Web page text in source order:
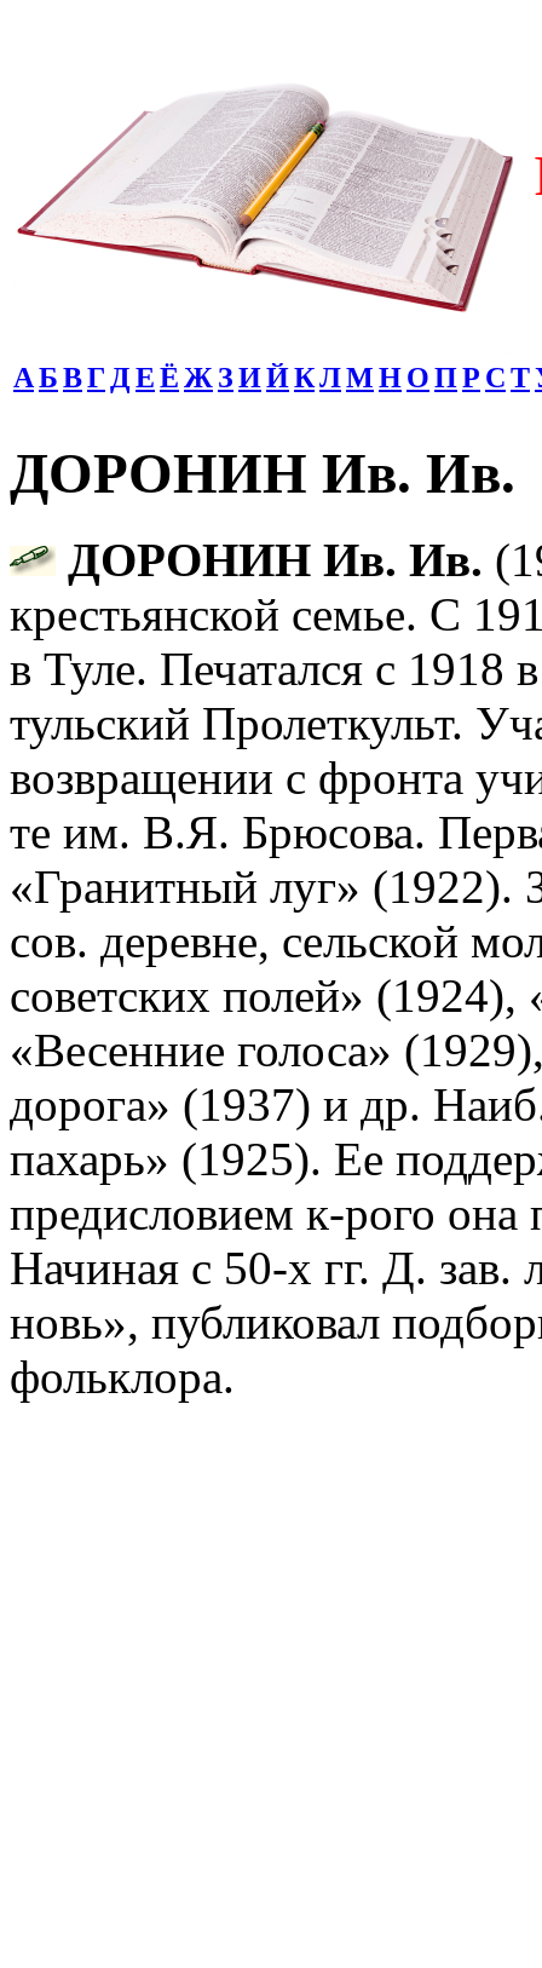
АБВГ ДЕЁ Ж ЗИЙКЛМНОПР СТ
ДОРОНИН Ив. Ив.
ДОРОНИН Ив. Ив.
крестьянской семье. С
в Туле. Печатался с 1918
тульский Пролеткульт.
возвращении с фронта
те им. В.Я. Брюсова.
«Гранитный луг» (1922).
сов. деревне, сельской
советских полей»
«Весенние голоса»
дорога» (1937) и др.
пахарь» (1925). Ее
предисловием к-рого
Начиная с 50-х гг. Д. зав.
новь», публиковал
фольклора.